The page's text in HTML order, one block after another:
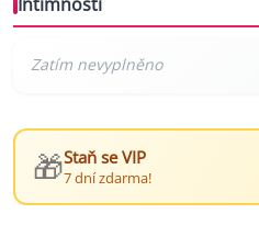
🎁Staň se VIP
7 dní zdarma!